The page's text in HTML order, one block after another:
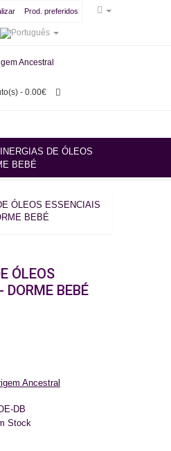
Prod. preferidos
- 0.00€
DE ÓLEOS
BEBÉ
ÓLEOS
DORME BEBÉ
Ancestral
DB
Stock